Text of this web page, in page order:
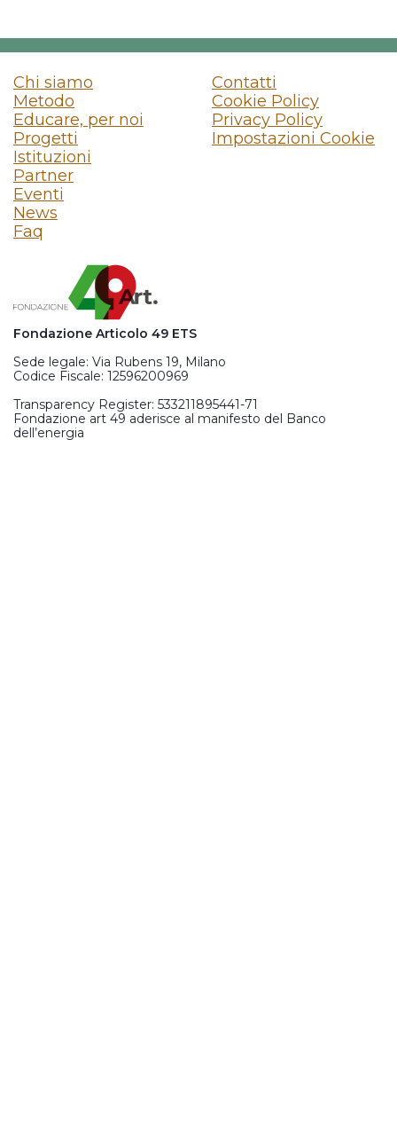
Chi siamo
Metodo
Educare, per noi
Progetti
Istituzioni
Partner
Eventi
News
Faq
Contatti
Cookie Policy
Privacy Policy
Impostazioni Cookie
Fondazione Articolo 49 ETS
Sede legale: Via Rubens 19, Milano
Codice Fiscale: 12596200969
Transparency Register: 533211895441-71
Fondazione art 49 aderisce al manifesto del Banco
dell’energia